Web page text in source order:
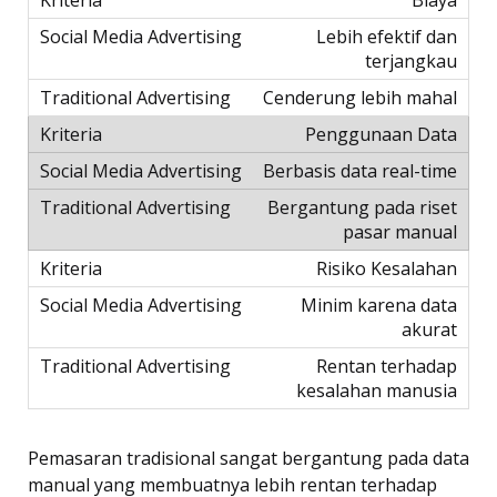
Lebih efektif dan
terjangkau
Cenderung lebih mahal
Penggunaan Data
Berbasis data real-time
Bergantung pada riset
pasar manual
Risiko Kesalahan
Minim karena data
akurat
Rentan terhadap
kesalahan manusia
Pemasaran tradisional sangat bergantung pada data
manual yang membuatnya lebih rentan terhadap